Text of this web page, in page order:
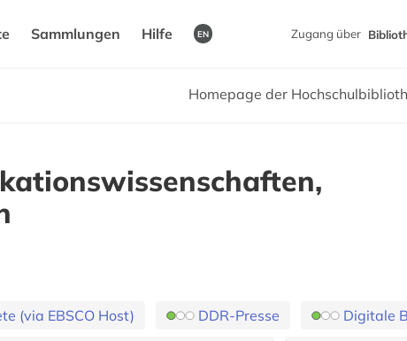
Sammlungen Hilfe EN Zugang über
Homepage der
(via EBSCO Host) DDR-Presse
Digitale